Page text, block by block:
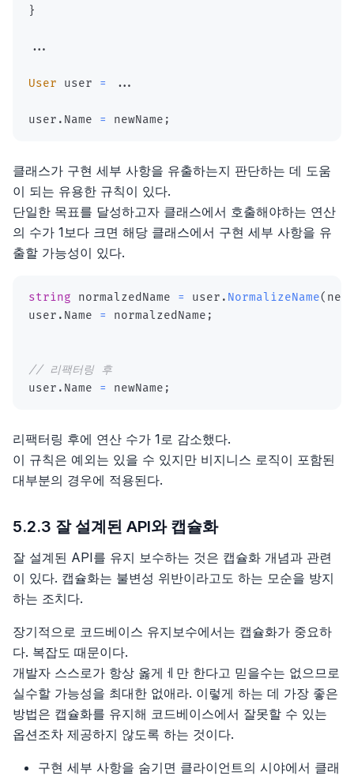
}
...
User user = ...
user . Name = newName ;
클래스가 구현 세부 사항을 유출하는지 판단하는 데 도움
이 되는 유용한 규칙이 있다.
단일한 목표를 달성하고자 클래스에서 호출해야하는 연산
의 수가 1보다 크면 해당 클래스에서 구현 세부 사항을 유
출할 가능성이 있다.
string normalzedName = user . NormalizeName(
user . Name = normalzedName ;
// 리팩터링 후
user . Name = newName ;
리팩터링 후에 연산 수가 1로 감소했다.
이 규칙은 예외는 있을 수 있지만 비지니스 로직이 포함된
대부분의 경우에 적용된다.
5.2.3 잘 설계된 API와 캡슐화
잘 설계된 API를 유지 보수하는 것은 캡슐화 개념과 관련
이 있다. 캡슐화는 불변성 위반이라고도 하는 모순을 방지
하는 조치다.
장기적으로 코드베이스 유지보수에서는 캡슐화가 중요하
다. 복잡도 때문이다.
개발자 스스로가 항상 옳게ㅔ만 한다고 믿을수는 없으므로
실수할 가능성을 최대한 없애라. 이렇게 하는 데 가장 좋은
방법은 캡슐화를 유지해 코드베이스에서 잘못할 수 있는
옵션조차 제공하지 않도록 하는 것이다.
구현 세부 사항을 숨기면 클라이언트의 시야에서 클래